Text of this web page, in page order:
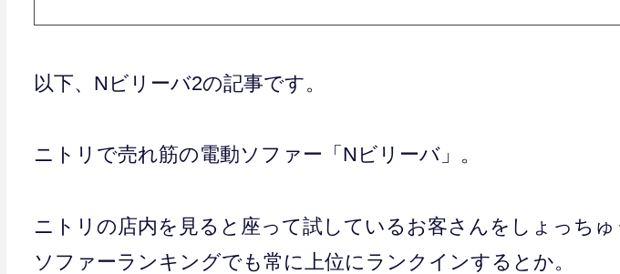
以下、Nビリーバ2の記事です。
ニトリで売れ筋の電動ソファー「Nビリーバ」。
ニトリの店内を見ると座って試しているお客さんをしょっちゅ
ソファーランキングでも常に上位にランクインするとか。